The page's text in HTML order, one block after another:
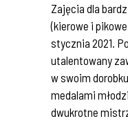
Zajęcia dla
(kierowe i
stycznia 2021.
utalentowany
w swoim
medalami
dwukrotne